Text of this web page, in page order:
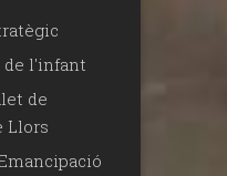
de l'infant
de
Llors